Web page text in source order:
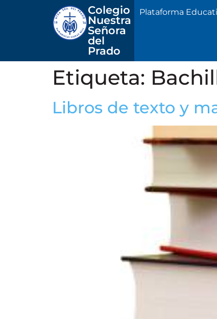
Colegio
Nuestra
Señora
del
Prado
Plataforma
Etiqueta:
Libros de texto y